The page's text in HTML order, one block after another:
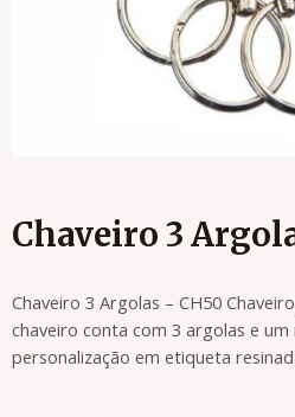
Chaveiro 3
Chaveiro 3 Argolas – CH50
chaveiro conta com 3 argolas e
personalização em etiqueta